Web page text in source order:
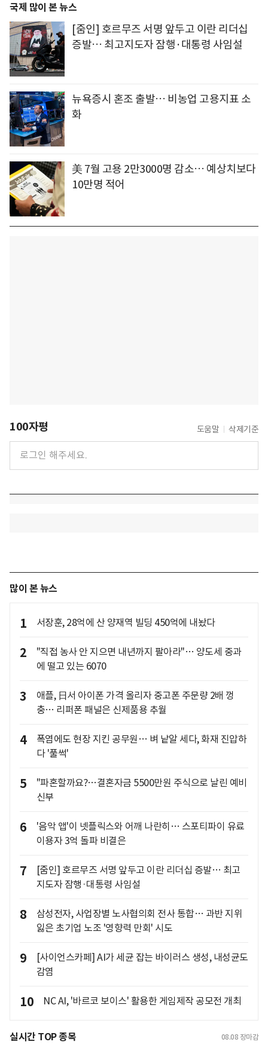
국제 많이 본 뉴스
[줌인] 호르무즈 서명 앞두고 이란 리더십
증발… 최고지도자 잠행·대통령 사임설
뉴욕증시 혼조 출발… 비농업 고용지표 소
화
美 7월 고용 2만3000명 감소… 예상치보다
10만명 적어
100자평 도움말 삭제기준
많이 본 뉴스
1 서장훈, 28억에 산 양재역 빌딩 450억에 내놨다
2
"직접 농사 안 지으면 내년까지 팔아라"… 양도세 중과
에 떨고 있는 6070
3
애플, 日서 아이폰 가격 올리자 중고폰 주문량 2배 껑
충… 리퍼폰 패널은 신제품용 추월
4
폭염에도 현장 지킨 공무원… 벼 낱알 세다, 화재 진압하
다 '풀썩'
5
"파혼할까요?…결혼자금 5500만원 주식으로 날린 예비
신부
6
'음악 앱'이 넷플릭스와 어깨 나란히… 스포티파이 유료
이용자 3억 돌파 비결은
7
[줌인] 호르무즈 서명 앞두고 이란 리더십 증발… 최고
지도자 잠행·대통령 사임설
8
삼성전자, 사업장별 노사협의회 전사 통합… 과반 지위
잃은 초기업 노조 '영향력 만회' 시도
9
[사이언스카페] AI가 세균 잡는 바이러스 생성, 내성균도
감염
10 NC AI, '바르코 보이스' 활용한 게임제작 공모전 개최
실시간 TOP 종목 08.08 장마감